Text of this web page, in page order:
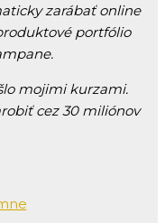
zarábať online
portfólio
mojimi kurzami.
cez 30 miliónov